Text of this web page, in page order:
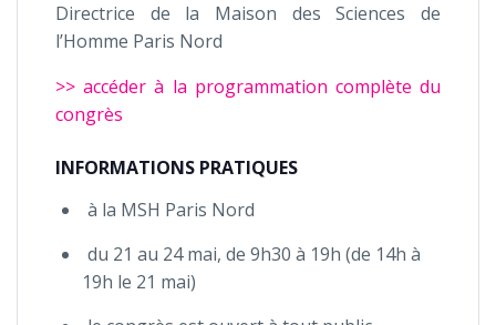
Directrice de la Maison des Sciences de
l’Homme Paris Nord
>> accéder à la programmation complète du
congrès
INFORMATIONS PRATIQUES
à la MSH Paris Nord
du 21 au 24 mai, de 9h30 à 19h (de 14h à
19h le 21 mai)